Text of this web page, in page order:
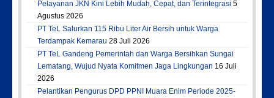
Pelayanan JKN Kini Lebih Mudah, Cepat, dan Terintegrasi 5
Agustus 2026
PT TeL Salurkan 115 Ribu Liter Air Bersih untuk Warga
Terdampak Kemarau 28 Juli 2026
PT TeL Gandeng Pemerintah dan Warga Bersihkan Sungai
Lematang, Wujud Nyata Komitmen Jaga Lingkungan 16 Juli
2026
Pelantikan Pengurus DPD PPNI Muara Enim Periode 2025-